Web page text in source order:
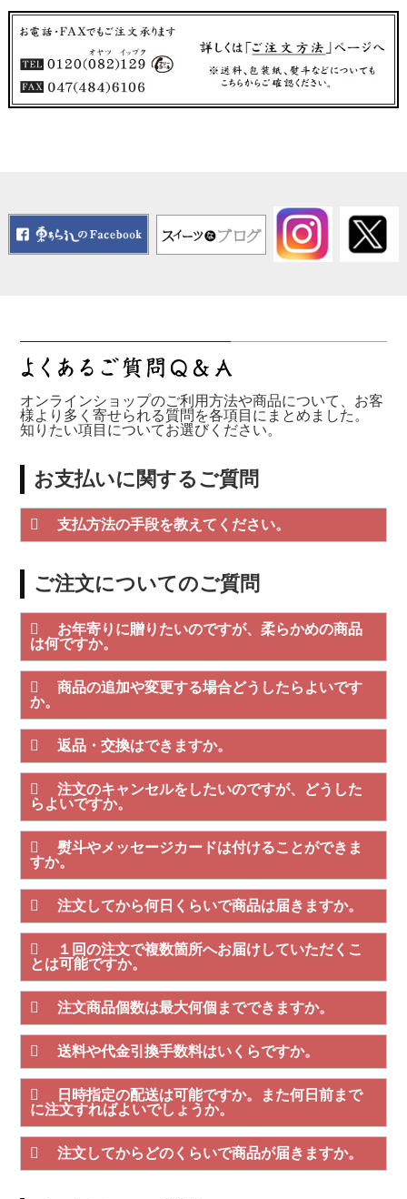
オンラインショップのご利用方法や商品について、お客
様より多く寄せられる質問を各項目にまとめました。
知りたい項目についてお選びください。
お支払いに関するご質問
支払方法の手段を教えてください。
ご注文についてのご質問
お年寄りに贈りたいのですが、柔らかめの商品
は何ですか。
商品の追加や変更する場合どうしたらよいです
か。
返品・交換はできますか。
注文のキャンセルをしたいのですが、どうした
らよいですか。
熨斗やメッセージカードは付けることができま
すか。
注文してから何日くらいで商品は届きますか。
１回の注文で複数箇所へお届けしていただくこ
とは可能ですか。
注文商品個数は最大何個までできますか。
送料や代金引換手数料はいくらですか。
日時指定の配送は可能ですか。また何日前まで
に注文すればよいでしょうか。
注文してからどのくらいで商品が届きますか。